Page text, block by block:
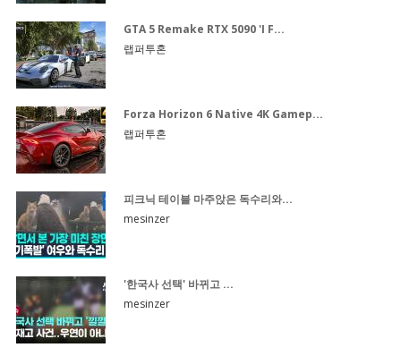
GTA 5 Remake RTX 5090 'I F...
랩퍼투혼
Forza Horizon 6 Native 4K Gamep...
랩퍼투혼
피크닉 테이블 마주앉은 독수리와...
mesinzer
'한국사 선택' 바뀌고 ...
mesinzer